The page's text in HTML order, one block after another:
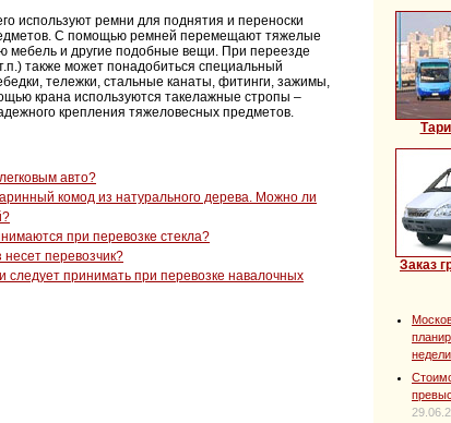
используют ремни для поднятия и переноски
С помощью ремней перемещают тяжелые
мебель и другие подобные вещи. При переезде
также может понадобиться специальный
тележки, стальные канаты, фитинги, зажимы,
крана используются такелажные стропы –
крепления тяжеловесных предметов.
авто?
комод из натурального дерева. Можно ли
при перевозке стекла?
несет перевозчик?
следует принимать при перевозке навалочных
Заказ
недели